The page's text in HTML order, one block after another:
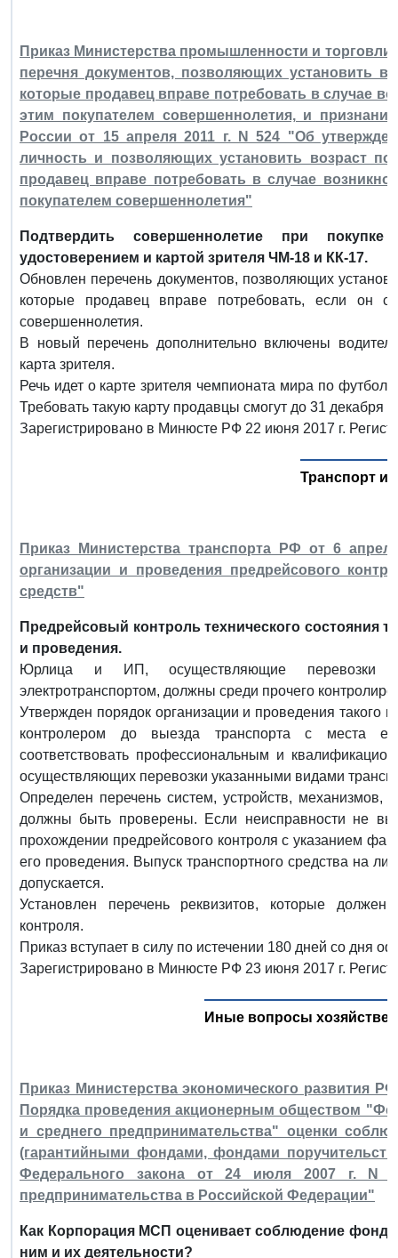
Приказ Министерства промышленности и торговли
перечня документов, позволяющих установить
которые продавец вправе потребовать в случае
этим покупателем совершеннолетия, и
России от 15 апреля 2011 г. N 524 "Об
личность и позволяющих установить возраст
продавец вправе потребовать в случае
покупателем совершеннолетия"
Подтвердить совершеннолетие при
удостоверением и картой зрителя ЧМ-18 и КК-17.
Обновлен перечень документов, позволяющих
которые продавец вправе потребовать, если он
совершеннолетия.
В новый перечень дополнительно включены
карта зрителя.
Речь идет о карте зрителя чемпионата мира по
Требовать такую карту продавцы смогут до 31 декабря
Зарегистрировано в Минюсте РФ 22 июня 2017 г.
Транспорт и
Приказ Министерства транспорта РФ от 6
организации и проведения предрейсового
средств"
Предрейсовый контроль технического состояния
и проведения.
Юрлица и ИП, осуществляющие перевозки
электротранспортом, должны среди прочего
Утвержден порядок организации и проведения такого
контролером до выезда транспорта с места
соответствовать профессиональным и
осуществляющих перевозки указанными видами
Определен перечень систем, устройств, механизмов,
должны быть проверены. Если неисправности не
прохождении предрейсового контроля с указанием
его проведения. Выпуск транспортного средства на
допускается.
Установлен перечень реквизитов, которые должен
контроля.
Приказ вступает в силу по истечении 180 дней со дня
Зарегистрировано в Минюсте РФ 23 июня 2017 г.
Иные вопросы
Приказ Министерства экономического развития
Порядка проведения акционерным обществом
и среднего предпринимательства" оценки
(гарантийными фондами, фондами
Федерального закона от 24 июля 2007 г. N
предпринимательства в Российской Федерации"
Как Корпорация МСП оценивает соблюдение
ним и их деятельности?